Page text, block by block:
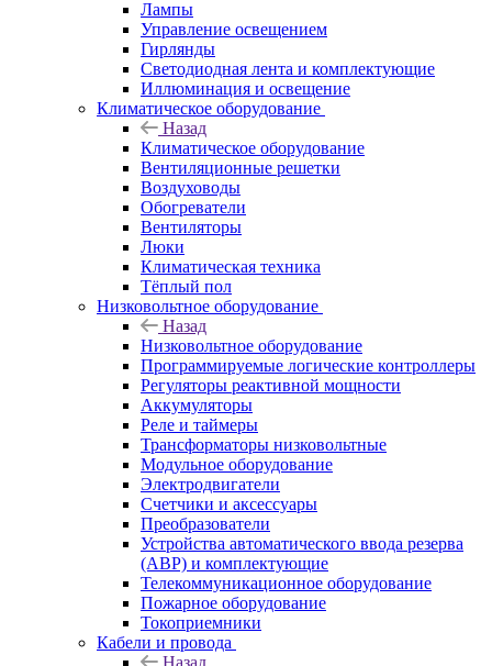
Лампы
Управление освещением
Гирлянды
Светодиодная лента и комплектующие
Иллюминация и освещение
Климатическое оборудование
Назад
Климатическое оборудование
Вентиляционные решетки
Воздуховоды
Обогреватели
Вентиляторы
Люки
Климатическая техника
Тёплый пол
Низковольтное оборудование
Назад
Низковольтное оборудование
Программируемые логические контроллеры
Регуляторы реактивной мощности
Аккумуляторы
Реле и таймеры
Трансформаторы низковольтные
Модульное оборудование
Электродвигатели
Счетчики и аксессуары
Преобразователи
Устройства автоматического ввода резерва
(АВР) и комплектующие
Телекоммуникационное оборудование
Пожарное оборудование
Токоприемники
Кабели и провода
Назад